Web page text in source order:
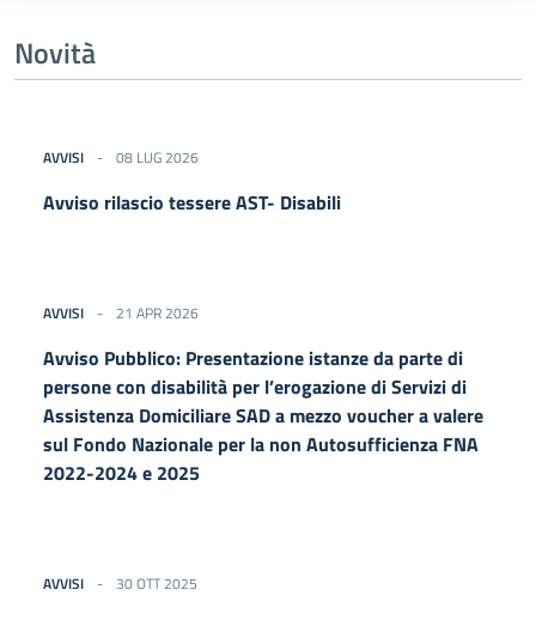
Novità
AVVISI 08 LUG 2026
Avviso rilascio tessere AST- Disabili
AVVISI 21 APR 2026
Avviso Pubblico: Presentazione istanze da parte di
persone con disabilità per l’erogazione di Servizi di
Assistenza Domiciliare SAD a mezzo voucher a valere
sul Fondo Nazionale per la non Autosufficienza FNA
2022-2024 e 2025
AVVISI 30 OTT 2025